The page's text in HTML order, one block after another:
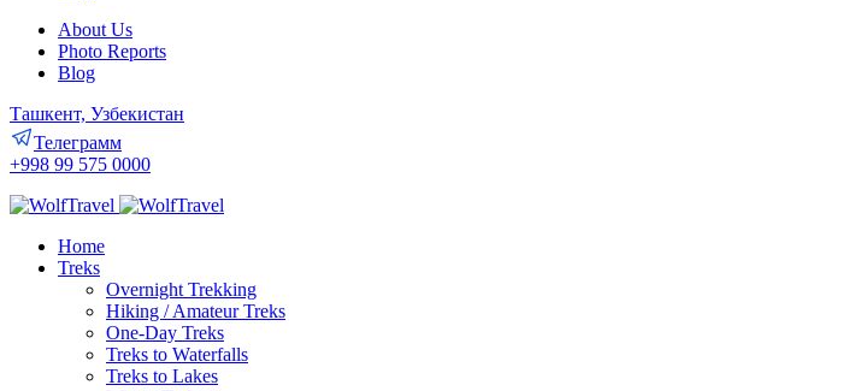
About Us
Photo Reports
Blog
Ташкент, Узбекистан
Телеграмм
+998 99 575 0000
Home
Treks
Overnight Trekking
Hiking / Amateur Treks
One-Day Treks
Treks to Waterfalls
Treks to Lakes